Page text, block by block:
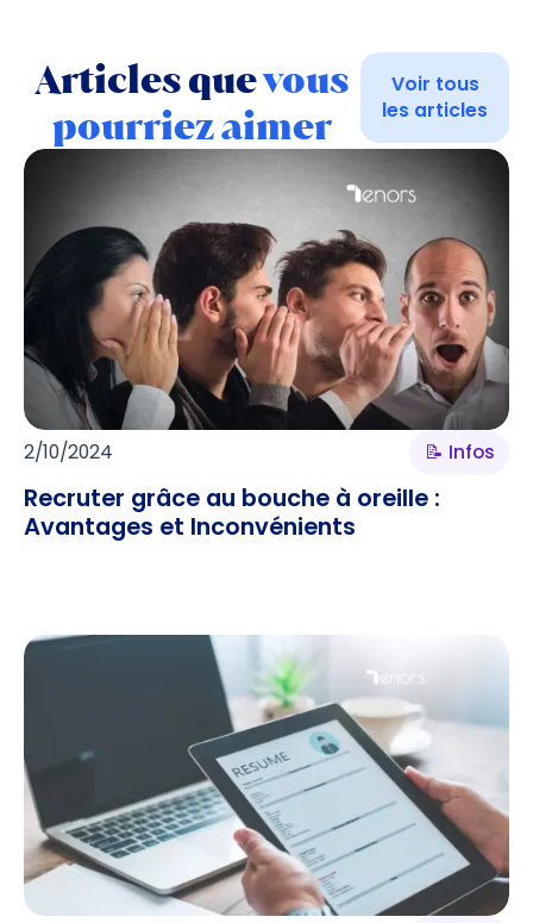
Articles quevous
pourriez aimer
Voir tous
les articles
2/10/2024 📝 Infos
Recruter grâce au bouche à oreille :
Avantages et Inconvénients